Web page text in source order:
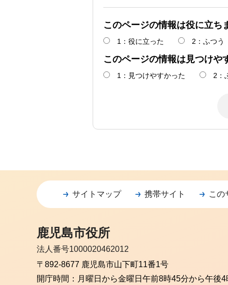
このページの情報は役に立ち
1：役に立った 2：ふつう
このページの情報は見つけや
1：見つけやすかった 2：
サイトマップ 携帯サイト この
鹿児島市役所
法人番号1000020462012
〒892-8677 鹿児島市山下町11番1号
開庁時間： 月曜日から金曜日 午前8時45分から午後4